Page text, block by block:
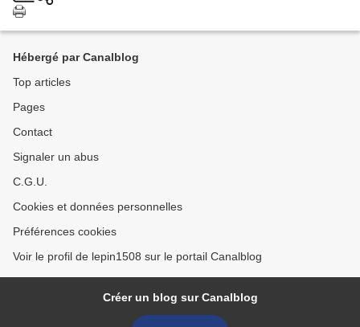
Hébergé par Canalblog
Top articles
Pages
Contact
Signaler un abus
C.G.U.
Cookies et données personnelles
Préférences cookies
Voir le profil de lepin1508 sur le portail Canalblog
Créer un blog sur Canalblog